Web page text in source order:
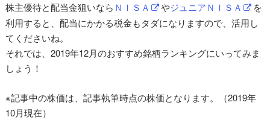
株主優待と配当金狙いなら ＮＩＳＡ やジュニアＮＩＳＡ
を
利用すると、配当にかかる税金もタダになりますので、活用し
てくださいね。
それでは、2019年12月のおすすめ銘柄ランキングにいってみま
しょう！
※記事中の株価は、記事執筆時点の株価となります。（2019年
10月現在）